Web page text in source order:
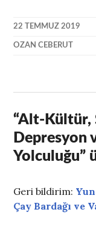
22 TEMMUZ 2019
OZAN CEBERUT
“Alt-Kültür,
Depresyon
Yolculuğu”
Geri bildirim:
Çay Bardağı ve